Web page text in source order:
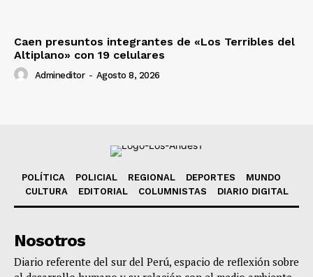
Caen presuntos integrantes de «Los Terribles del
Altiplano» con 19 celulares
Admineditor - Agosto 8, 2026
POLÍTICA POLICIAL REGIONAL DEPORTES
MUNDO
CULTURA
EDITORIAL COLUMNISTAS DIARIO DIGITAL
Nosotros
Diario referente del sur del Perú, espacio de reflexión sobre